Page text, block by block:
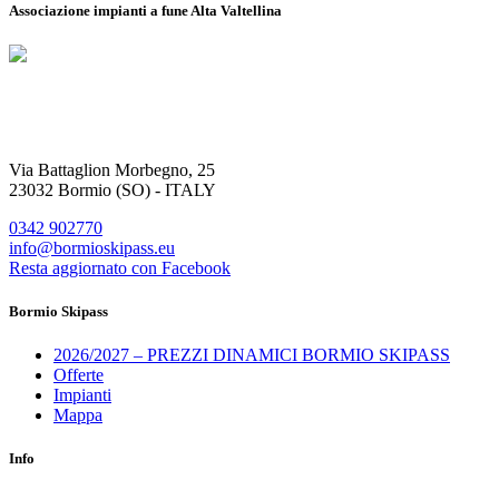
Associazione impianti a fune Alta Valtellina
Via Battaglion Morbegno, 25
23032 Bormio (SO) - ITALY
0342 902770
info@bormioskipass.eu
Resta aggiornato con Facebook
Bormio Skipass
2026/2027 – PREZZI DINAMICI BORMIO SKIPASS
Offerte
Impianti
Mappa
Info